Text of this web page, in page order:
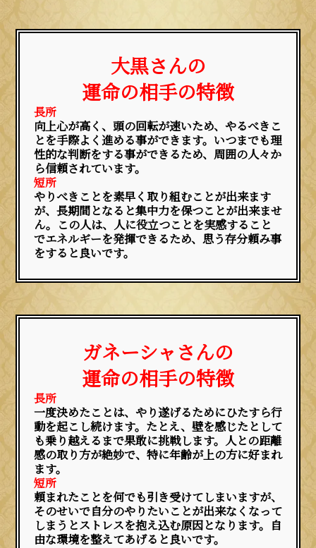
大黒さんの
運命の相手の特徴
長所
向上心が高く、頭の回転が速いため、やるべきこ
とを手際よく進める事ができます。いつまでも理
性的な判断をする事ができるため、周囲の人々か
ら信頼されています。
短所
やりべきことを素早く取り組むことが出来ます
が、長期間となると集中力を保つことが出来ませ
ん。この人は、人に役立つことを実感すること
でエネルギーを発揮できるため、思う存分頼み事
をすると良いです。
ガネーシャさんの
運命の相手の特徴
長所
一度決めたことは、やり遂げるためにひたすら行
動を起こし続けます。たとえ、壁を感じたとして
も乗り越えるまで果敢に挑戦します。人との距離
感の取り方が絶妙で、特に年齢が上の方に好まれ
ます。
短所
頼まれたことを何でも引き受けてしまいますが、
そのせいで自分のやりたいことが出来なくなって
しまうとストレスを抱え込む原因となります。自
由な環境を整えてあげると良いです。